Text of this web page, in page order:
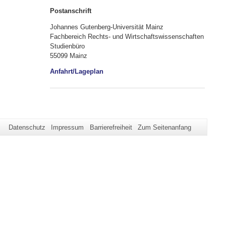
Postanschrift
Johannes Gutenberg-Universität Mainz
Fachbereich Rechts- und Wirtschaftswissenschaften
Studienbüro
55099 Mainz
Anfahrt/Lageplan
Datenschutz Impressum Barrierefreiheit Zum Seitenanfang